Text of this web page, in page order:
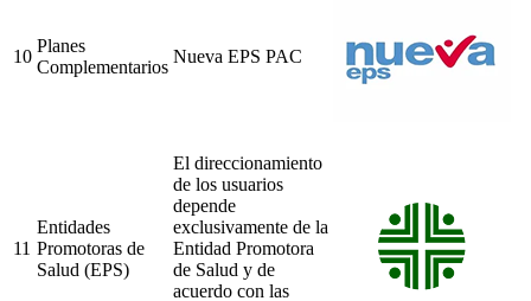
10
Planes
Complementarios
Nueva EPS PAC
11
Entidades
Promotoras de
Salud (EPS)
El direccionamiento
de los usuarios
depende
exclusivamente de la
Entidad Promotora
de Salud y de
acuerdo con las